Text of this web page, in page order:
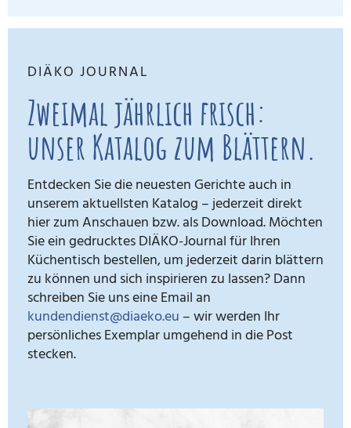
DIÄKO JOURNAL
Zweimal jährlich frisch:
unser Katalog zum Blättern.
Entdecken Sie die neuesten Gerichte auch in
unserem aktuellsten Katalog – jederzeit direkt
hier zum Anschauen bzw. als Download. Möchten
Sie ein gedrucktes DIÄKO-Journal für Ihren
Küchentisch bestellen, um jederzeit darin blättern
zu können und sich inspirieren zu lassen? Dann
schreiben Sie uns eine Email an
kundendienst@diaeko.eu – wir werden Ihr
persönliches Exemplar umgehend in die Post
stecken.